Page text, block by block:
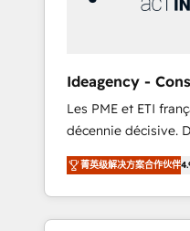
extensibility. When you work with Aptitude 8,
you get a team –
embedded
development, and
have 100% US-
We offer project-
services
Ideagency -
HubSpot
Les PME et ETI
décennie décisive.
consolidation va
Seules survivront
réussi leur transformation. Le
58% des dirigeants
菁英级解决方案合作伙伴